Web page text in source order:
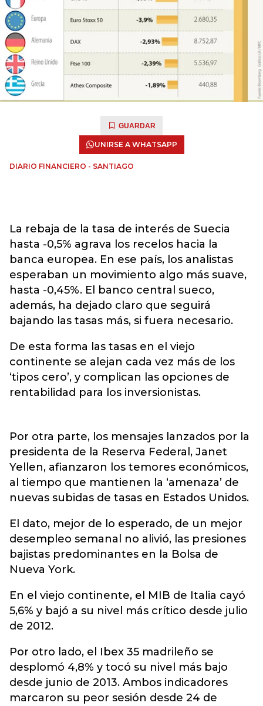
GUARDAR
UNIRSE A WHATSAPP
DIARIO FINANCIERO - SANTIAGO
La rebaja de la tasa de interés de Suecia
hasta -0,5% agrava los recelos hacia la
banca europea. En ese país, los analistas
esperaban un movimiento algo más suave,
hasta -0,45%. El banco central sueco,
además, ha dejado claro que seguirá
bajando las tasas más, si fuera necesario.
De esta forma las tasas en el viejo
continente se alejan cada vez más de los
‘tipos cero’, y complican las opciones de
rentabilidad para los inversionistas.
Por otra parte, los mensajes lanzados por la
presidenta de la Reserva Federal, Janet
Yellen, afianzaron los temores económicos,
al tiempo que mantienen la ‘amenaza’ de
nuevas subidas de tasas en Estados Unidos.
El dato, mejor de lo esperado, de un mejor
desempleo semanal no alivió, las presiones
bajistas predominantes en la Bolsa de
Nueva York.
En el viejo continente, el MIB de Italia cayó
5,6% y bajó a su nivel más crítico desde julio
de 2012.
Por otro lado, el Ibex 35 madrileño se
desplomó 4,8% y tocó su nivel más bajo
desde junio de 2013. Ambos indicadores
marcaron su peor sesión desde 24 de